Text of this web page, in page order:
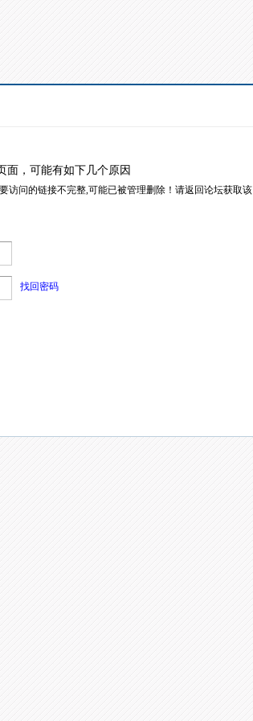
面，可能有如下几个原因
访问的链接不完整,可能已被管理删除！请返回论坛获取该
找回密码